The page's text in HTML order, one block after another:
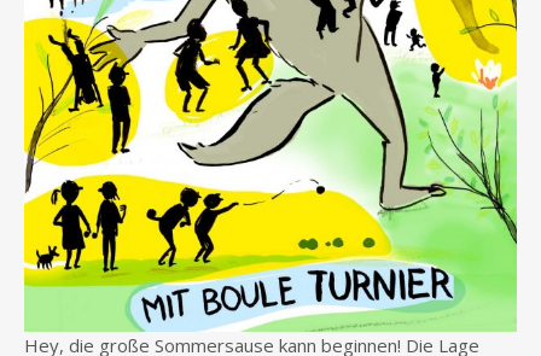
Hey, die große Sommersause kann beginnen! Die Lage